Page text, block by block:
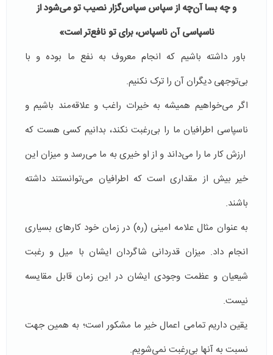
و چه بسا آن‌چه از سپاس سپاس‌گزار نصیب تو می‌شود از
ناسپاسی آن ناسپاس، برای تو نافع‌تر است»
باور داشته باشیم که انجام معروف به نفع ما بوده و با
بی‌توجهی دیگران آن را ترک نکنیم.
اگر می‌خواهیم همیشه به خیرات راغب و علاقه‌مند باشیم و
ناسپاسی اطرافیان ما را بی‌رغبت نکند، بدانیم کسی هست که
ارزش کار ما را می‌داند و از او خیری به ما می‌رسد و میزان این
خیر بیش از مقداری است که اطرافیان می‌توانستند داشته
باشند.
به عنوان مثال علامه امینی (ره) در زمان خود کارهای بسیاری
انجام داد. میزان قدردانی شاگردان ایشان با میل و رغبت
شیعیان و عظمت وجودی ایشان در این زمان قابل مقایسه
نیست.
یقین داریم تمامی اعمال خیر ما مشکور است؛ به همین جهت
نسبت به آنها بی‌رغبت نمی‌شویم.